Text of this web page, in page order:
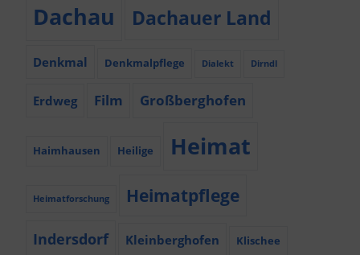
Dachau Dachauer Land
Denkmal Denkmalpflege Dialekt Dirndl
Erdweg Film Großberghofen
Haimhausen Heilige Heimat
Heimatforschung Heimatpflege
Indersdorf Kleinberghofen Klischee